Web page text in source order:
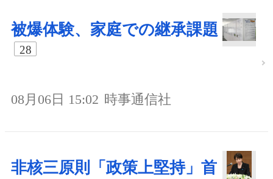
被爆体験、家庭での継承課題
28
08月06日 15:02 時事通信社
非核三原則「政策上堅持」首